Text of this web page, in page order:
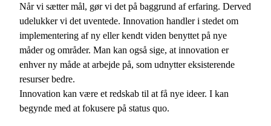
Når vi sætter mål, gør vi det på baggrund af erfaring. Derved
udelukker vi det uventede. Innovation handler i stedet om
implementering af ny eller kendt viden benyttet på nye
måder og områder. Man kan også sige, at innovation er
enhver ny måde at arbejde på, som udnytter eksisterende
resurser bedre.
Innovation kan være et redskab til at få nye ideer. I kan
begynde med at fokusere på status quo.